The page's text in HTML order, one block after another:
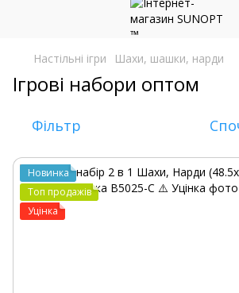
Настільні ігри Шахи, шашки, нарди
Ігрові набори оптом
Фільтр
Новинка
Топ продажів
Уцінка